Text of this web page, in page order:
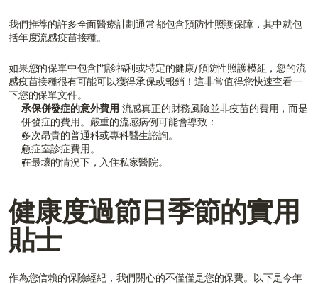
我們推荐的許多全面醫療計劃通常都包含預防性照護保障，其中就包
括年度流感疫苗接種。
如果您的保單中包含門診福利或特定的健康/預防性照護模組，您的流
感疫苗接種很有可能可以獲得承保或報銷！這非常值得您快速查看一
下您的保單文件。
承保併發症的意外費用 流感真正的財務風險並非疫苗的費用，而是
併發症的費用。嚴重的流感病例可能會導致：
多次昂貴的普通科或專科醫生諮詢。
急症室診症費用。
在最壞的情況下，入住私家醫院。
健康度過節日季節的實用
貼士
作為您信賴的保險經紀，我們關心的不僅僅是您的保費。以下是今年